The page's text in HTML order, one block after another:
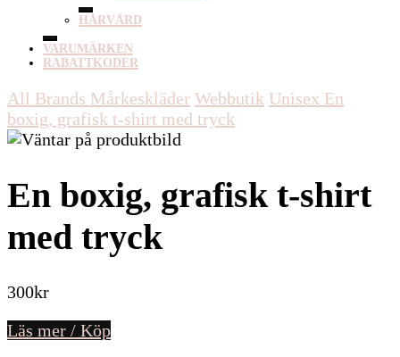
HÅRVÅRD
VARUMÄRKEN
RABATTKODER
All Brands Mårkeskläder Webbutik Unisex En
boxig, grafisk t-shirt med tryck
En boxig, grafisk t-shirt
med tryck
300kr
Läs mer / Köp